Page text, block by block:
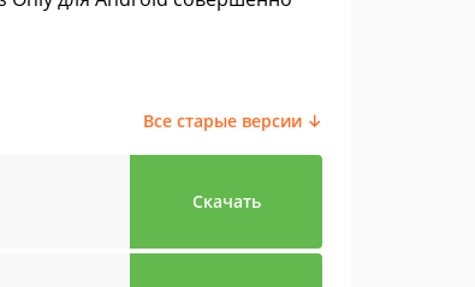
Все старые версии ↓
Скачать